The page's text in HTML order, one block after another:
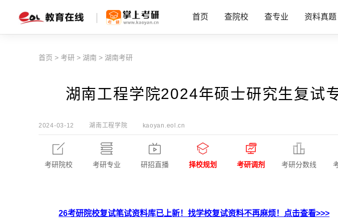
首页 查院校 查专业 资料真题
首页 > 考研 > 湖南 > 湖南考研
湖南工程学院2024年硕士研究生复试
2024-03-12 湖南工程学院 kaoyan.eol.cn
考研院校 考研专业 研招直播 择校规划 考研调剂 考研分数线
26考研院校复试笔试资料库已上新！找学校复试资料不再麻烦！点击查看>>>